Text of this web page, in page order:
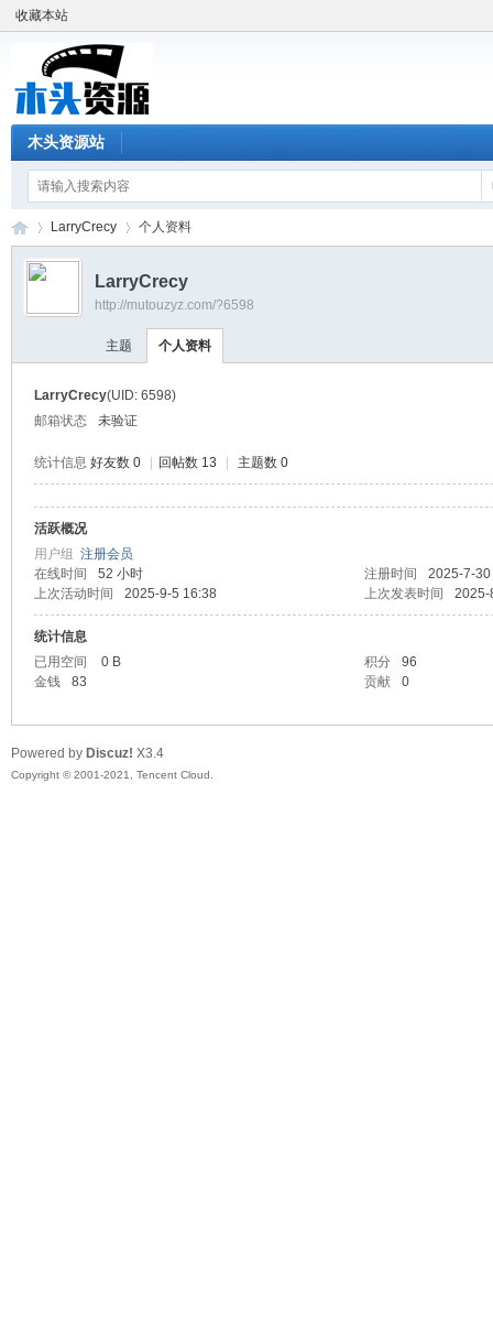
收藏本站
木头资源站
资
›
LarryCrecy 个人资料
LarryCrecy
http://mutouzyz.com/?6598
主题 个人资料
LarryCrecy(UID: 6598)
邮箱状态
未验证
统计信息 好友数 0 回帖数 13 主题数 0
活跃概况
用户组 注册会员
在线时间
52 小时 注册时间
2025-7-
上次活动时间
2025-9-5 16:38 上次发表时间 2025-
统计信息
已用空间
0 B 积分
96
金钱
83 贡献 0
Powered by Discuz! X3.4
Copyright © 2001-2021, Tencent Cloud.